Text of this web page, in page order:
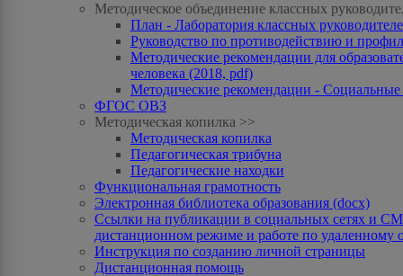
Методическое объединение классных
План - Лаборатория классных
Руководство по противодействию и
Методические рекомендации для
человека (2018, pdf)
Методические рекомендации -
ФГОС ОВЗ
Методическая копилка >>
Методическая копилка
Педагогическая трибуна
Педагогические находки
Функциональная грамотность
Электронная библиотека образования (docx)
Ссылки на публикации в социальных сетях и
дистанционном режиме и работе по удаленному
Инструкция по созданию личной страницы
Дистанционная помощь